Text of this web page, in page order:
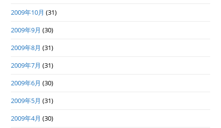
2009年10月 (31)
2009年9月 (30)
2009年8月 (31)
2009年7月 (31)
2009年6月 (30)
2009年5月 (31)
2009年4月 (30)